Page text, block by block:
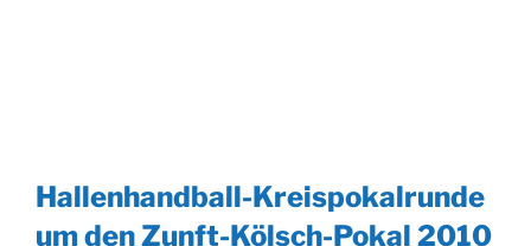
Hallenhandball-Kreispokalrunde
um den Zunft-Kölsch-Pokal 2010